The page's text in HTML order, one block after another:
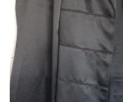
17000 грн